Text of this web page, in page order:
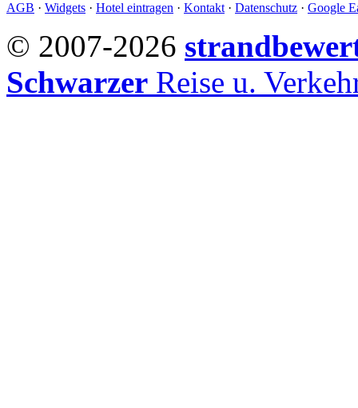
AGB · Widgets · Hotel eintragen · Kontakt · Datenschutz · Google
© 2007-2026
Schwarzer Reise u.